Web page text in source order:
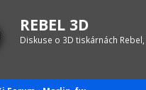
REBEL 3D
Diskuse o 3D tiskárnách